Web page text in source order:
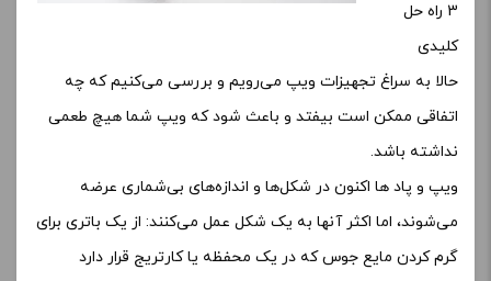
3 راه حل
کلیدی
حالا به سراغ تجهیزات ویپ می‌رویم و بررسی می‌کنیم که چه
اتفاقی ممکن است بیفتد و باعث شود که ویپ شما هیچ طعمی
نداشته باشد.
ویپ و پاد ها اکنون در شکل‌ها و اندازه‌های بی‌شماری عرضه
می‌شوند، اما اکثر آنها به یک شکل عمل می‌کنند: از یک باتری برای
گرم کردن مایع جوس که در یک محفظه یا کارتریج قرار دارد